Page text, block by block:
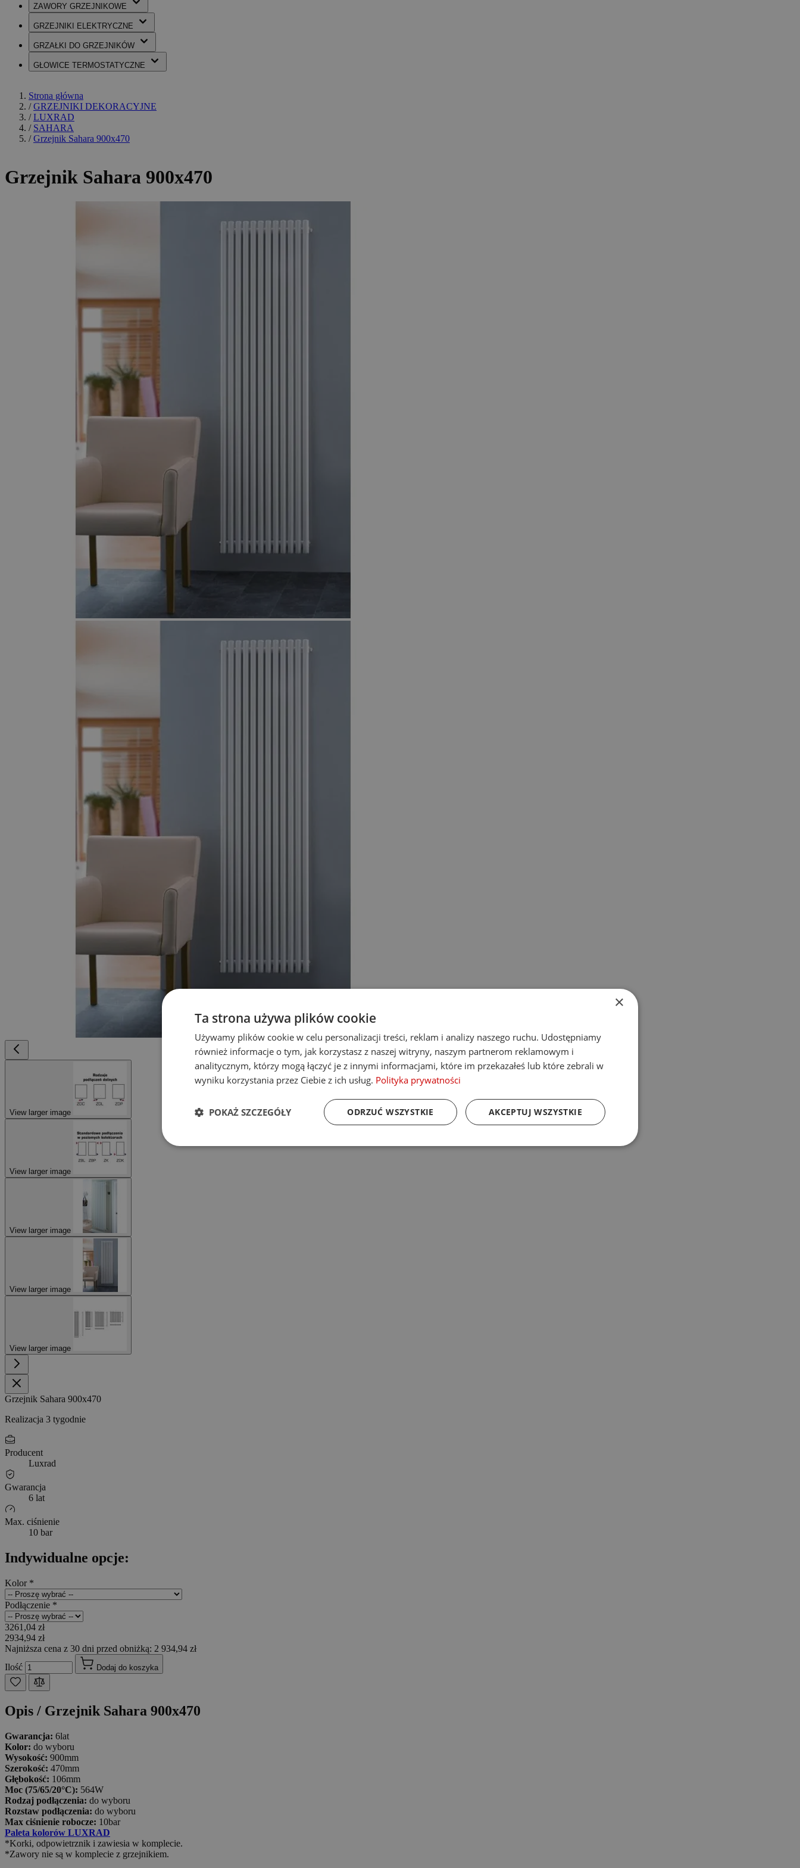
ZAWORY GRZEJNIKOWE
GRZEJNIKI ELEKTRYCZNE
GRZAŁKI DO GRZEJNIKÓW
GŁOWICE TERMOSTATYCZNE
Strona główna
/ GRZEJNIKI DEKORACYJNE
/ LUXRAD
/ SAHARA
/ Grzejnik Sahara 900x470
Grzejnik Sahara 900x470
View larger image
View larger image
View larger image
View larger image
View larger image
Grzejnik Sahara 900x470
Realizacja 3 tygodnie
Producent
Luxrad
Gwarancja
6 lat
Max. ciśnienie
10 bar
Indywidualne opcje:
Kolor *
Podłączenie *
3261,04 zł
2934,94 zł
Najniższa cena z 30 dni przed obniżką: 2 934,94 zł
Ilość
Dodaj do koszyka
Opis / Grzejnik Sahara 900x470
Gwarancja: 6lat
Kolor: do wyboru
Wysokość: 900mm
Szerokość: 470mm
Głębokość: 106mm
Moc (75/65/20°C): 564W
Rodzaj podłączenia: do wyboru
Rozstaw podłączenia: do wyboru
Max ciśnienie robocze: 10bar
Paleta kolorów LUXRAD
*Korki, odpowietrznik i zawiesia w komplecie.
*Zawory nie są w komplecie z grzejnikiem.
×
Ta strona używa plików cookie
Używamy plików cookie w celu personalizacji treści, reklam i analizy naszego ruchu. Udostępniamy
również informacje o tym, jak korzystasz z naszej witryny, naszym partnerom reklamowym i
analitycznym, którzy mogą łączyć je z innymi informacjami, które im przekazałeś lub które zebrali w
wyniku korzystania przez Ciebie z ich usług. Polityka prywatności
AKCEPTUJ WSZYSTKIE
ODRZUĆ WSZYSTKIE
POKAŻ SZCZEGÓŁY